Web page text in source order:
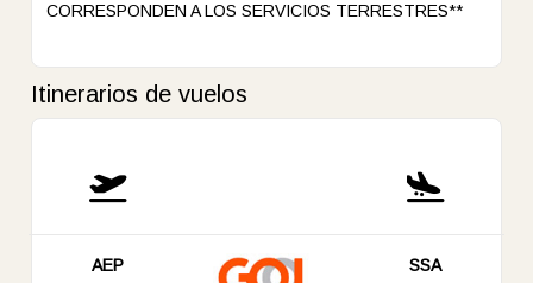
CORRESPONDEN A LOS SERVICIOS TERRESTRES**
Itinerarios de vuelos
AEP SSA